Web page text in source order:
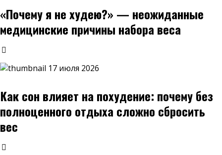
«Почему я не худею?» — неожиданные
медицинские причины набора веса
17 июля 2026
Как сон влияет на похудение: почему без
полноценного отдыха сложно сбросить
вес